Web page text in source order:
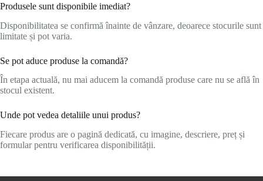
Produsele sunt disponibile imediat?
Disponibilitatea se confirmă înainte de vânzare, deoarece stocurile sunt
limitate și pot varia.
Se pot aduce produse la comandă?
În etapa actuală, nu mai aducem la comandă produse care nu se află în
stocul existent.
Unde pot vedea detaliile unui produs?
Fiecare produs are o pagină dedicată, cu imagine, descriere, preț și
formular pentru verificarea disponibilității.